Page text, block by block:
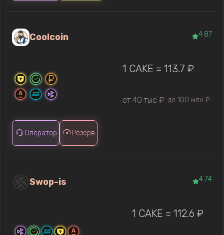
Coolcoin 4.87
1 CAKE ≈ 113.7 ₽
от 40 тыс ₽—до 100 млн ₽
Оператор Резерв
Swop-is 4.74
1 CAKE ≈ 112.6 ₽